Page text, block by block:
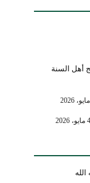
أهل السنة
4 مايو، 2026